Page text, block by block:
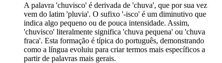
A palavra 'chuvisco' é derivada de 'chuva', que por sua vez
vem do latim 'pluvia'. O sufixo '-isco' é um diminutivo que
indica algo pequeno ou de pouca intensidade. Assim,
'chuvisco' literalmente significa 'chuva pequena' ou 'chuva
fraca'. Esta formação é típica do português, demonstrando
como a língua evoluiu para criar termos mais específicos a
partir de palavras mais gerais.